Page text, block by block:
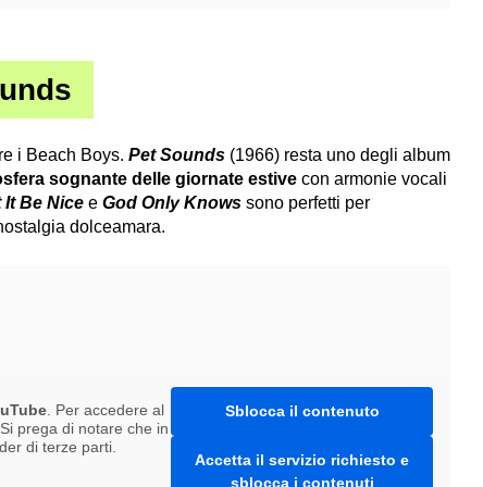
i Beach Boys. Pet Sounds (1966) resta uno degli album
sognante delle giornate estive con armonie vocali
It Be Nice e God Only Knows sono perfetti per
dolceamara.
. Per accedere al
prega di notare che in
di terze parti.
Sblocca il contenuto
Accetta il servizio richiesto e
sblocca i contenuti